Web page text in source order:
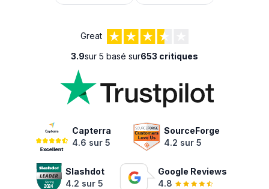
Great
3.9sur 5 basé sur653 critiques
Capterra
4.6 sur 5
SourceForge
4.2 sur 5
Slashdot
4.2 sur 5
Google Reviews
4.8